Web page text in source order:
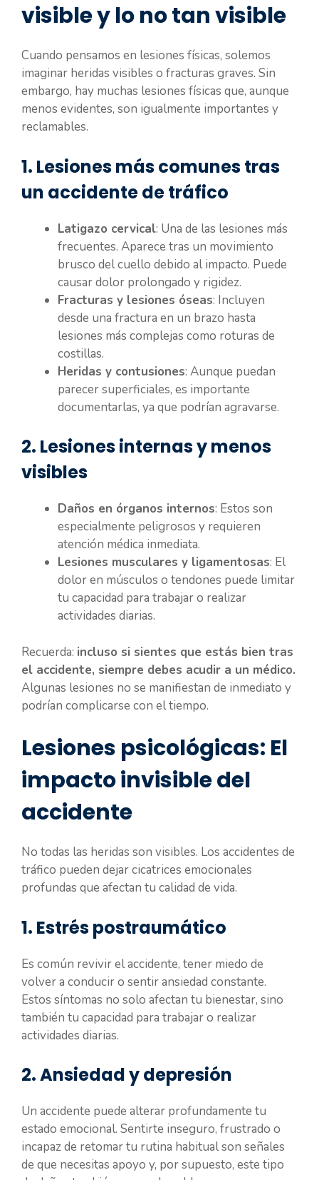
visible y lo no tan visible
Cuando pensamos en lesiones físicas, solemos
imaginar heridas visibles o fracturas graves. Sin
embargo, hay muchas lesiones físicas que, aunque
menos evidentes, son igualmente importantes y
reclamables.
1. Lesiones más comunes tras
un accidente de tráfico
Latigazo cervical: Una de las lesiones más
frecuentes. Aparece tras un movimiento
brusco del cuello debido al impacto. Puede
causar dolor prolongado y rigidez.
Fracturas y lesiones óseas: Incluyen
desde una fractura en un brazo hasta
lesiones más complejas como roturas de
costillas.
Heridas y contusiones: Aunque puedan
parecer superficiales, es importante
documentarlas, ya que podrían agravarse.
2. Lesiones internas y menos
visibles
Daños en órganos internos: Estos son
especialmente peligrosos y requieren
atención médica inmediata.
Lesiones musculares y ligamentosas: El
dolor en músculos o tendones puede limitar
tu capacidad para trabajar o realizar
actividades diarias.
Recuerda: incluso si sientes que estás bien tras
el accidente, siempre debes acudir a un médico.
Algunas lesiones no se manifiestan de inmediato y
podrían complicarse con el tiempo.
Lesiones psicológicas: El
impacto invisible del
accidente
No todas las heridas son visibles. Los accidentes de
tráfico pueden dejar cicatrices emocionales
profundas que afectan tu calidad de vida.
1. Estrés postraumático
Es común revivir el accidente, tener miedo de
volver a conducir o sentir ansiedad constante.
Estos síntomas no solo afectan tu bienestar, sino
también tu capacidad para trabajar o realizar
actividades diarias.
2. Ansiedad y depresión
Un accidente puede alterar profundamente tu
estado emocional. Sentirte inseguro, frustrado o
incapaz de retomar tu rutina habitual son señales
de que necesitas apoyo y, por supuesto, este tipo